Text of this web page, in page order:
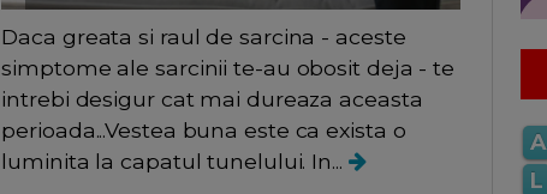
Daca greata si raul de sarcina - aceste
simptome ale sarcinii te-au obosit deja - te
intrebi desigur cat mai dureaza aceasta
perioada...Vestea buna este ca exista o
luminita la capatul tunelului. In...
A
L